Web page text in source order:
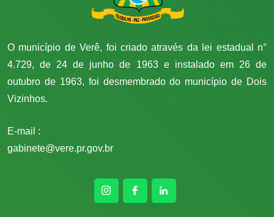
O município de Verê, foi criado através da lei estadual n°
4.729, de 24 de junho de 1963 e instalado em 26 de
outubro de 1963, foi desmembrado do município de Dois
Vizinhos.
E-mail :
gabinete@vere.pr.gov.br